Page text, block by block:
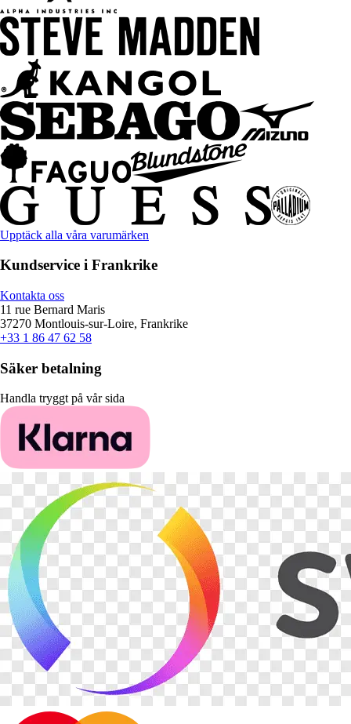
Upptäck alla våra varumärken
Kundservice i Frankrike
Kontakta oss
11 rue Bernard Maris
37270 Montlouis-sur-Loire, Frankrike
+33 1 86 47 62 58
Säker betalning
Handla tryggt på vår sida